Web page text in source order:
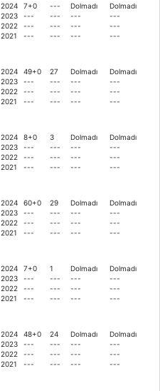
2024
2023
2022
2021
7+0
---
---
---
---
---
---
---
Dolmadı
---
---
---
Dolmadı
---
---
---
2024
2023
2022
2021
49+0
---
---
---
27
---
---
---
Dolmadı
---
---
---
Dolmadı
---
---
---
2024
2023
2022
2021
8+0
---
---
---
3
---
---
---
Dolmadı
---
---
---
Dolmadı
---
---
---
2024
2023
2022
2021
60+0
---
---
---
29
---
---
---
Dolmadı
---
---
---
Dolmadı
---
---
---
2024
2023
2022
2021
7+0
---
---
---
1
---
---
---
Dolmadı
---
---
---
Dolmadı
---
---
---
2024
2023
2022
2021
48+0
---
---
---
24
---
---
---
Dolmadı
---
---
---
Dolmadı
---
---
---